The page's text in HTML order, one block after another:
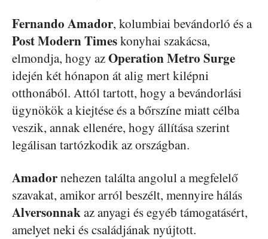
Fernando Amador, kolumbiai bevándorló és a
Post Modern Timeskonyhai szakácsa,
elmondja, hogy azOperation Metro Surge
idején két hónapon át alig mert kilépni
otthonából. Attól tartott, hogy a bevándorlási
ügynökök a kiejtése és a bőrszíne miatt célba
veszik, annak ellenére, hogy állítása szerint
legálisan tartózkodik az országban.
Amadornehezen találta angolul a megfelelő
szavakat, amikor arról beszélt, mennyire hálás
Alversonnakaz anyagi és egyéb támogatásért,
amelyet neki és családjának nyújtott.